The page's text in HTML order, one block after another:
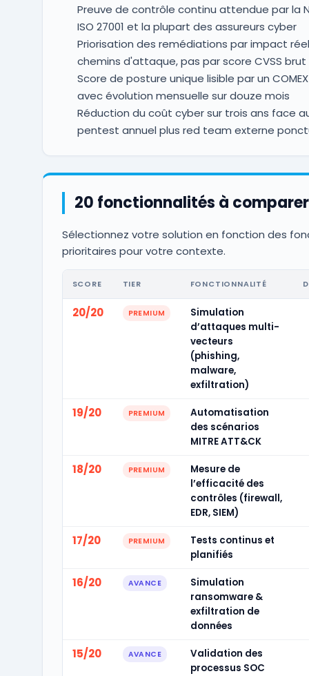
Preuve de contrôle continu attendue par la
ISO 27001 et la plupart des assureurs cyber
Priorisation des remédiations par impact
chemins d'attaque, pas par score CVSS brut
Score de posture unique lisible par un COMEX
avec évolution mensuelle sur douze mois
Réduction du coût cyber sur trois ans face
pentest annuel plus red team externe
20 fonctionnalités à comparer
Sélectionnez votre solution en fonction des
prioritaires pour votre contexte.
SCORE TIER FONCTIONNALITÉ
20/20 PREMIUM
Simulation
d’attaques multi-
vecteurs
(phishing,
malware,
exfiltration)
19/20 PREMIUM
Automatisation
des scénarios
MITRE ATT&CK
18/20 PREMIUM
Mesure de
l’efficacité des
contrôles (firewall,
EDR, SIEM)
17/20 PREMIUM
Tests continus et
planifiés
16/20 AVANCE
Simulation
ransomware &
exfiltration de
données
15/20 AVANCE
Validation des
processus SOC